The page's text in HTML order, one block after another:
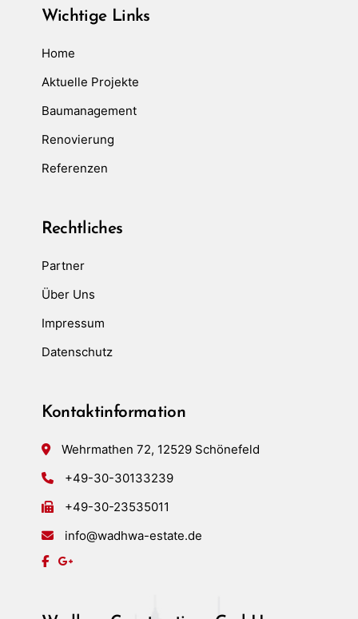
Wichtige Links
Home
Aktuelle Projekte
Baumanagement
Renovierung
Referenzen
Rechtliches
Partner
Über Uns
Impressum
Datenschutz
Kontaktinformation
Wehrmathen 72, 12529 Schönefeld
+49-30-30133239
+49-30-23535011
info@wadhwa-estate.de